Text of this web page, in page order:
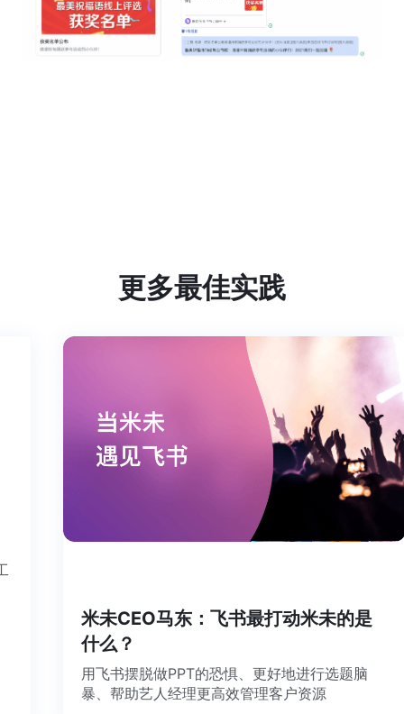
更多最佳实践
工
米未CEO马东：飞书最打动米未的是
什么？
用飞书摆脱做PPT的恐惧、更好地进行选题脑
暴、帮助艺人经理更高效管理客户资源